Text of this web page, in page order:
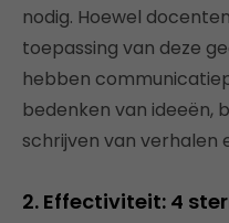
nodig. Hoewel
toepassing van deze
hebben
bedenken van ideeën,
schrijven van verhalen
2. Effectiviteit: 4